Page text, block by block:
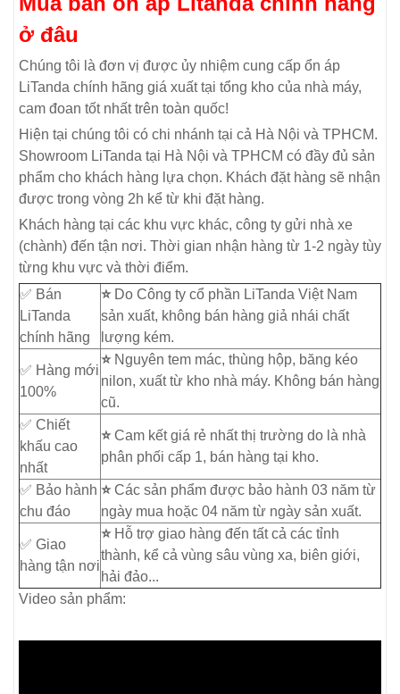
ở đâu
Chúng tôi là đơn vị được ủy nhiệm cung cấp ổn áp
LiTanda chính hãng giá xuất tại tổng kho của nhà máy,
cam đoan tốt nhất trên toàn quốc!
Hiện tại chúng tôi có chi nhánh tại cả Hà Nội và TPHCM.
Showroom LiTanda tại Hà Nội và TPHCM có đầy đủ sản
phẩm cho khách hàng lựa chọn. Khách đặt hàng sẽ nhận
được trong vòng 2h kể từ khi đặt hàng.
Khách hàng tại các khu vực khác, công ty gửi nhà xe
(chành) đến tận nơi. Thời gian nhận hàng từ 1-2 ngày tùy
từng khu vực và thời điểm.
✅ Bán
LiTanda
chính hãng
⭐ Do Công ty cổ phần LiTanda Việt Nam
sản xuất, không bán hàng giả nhái chất
lượng kém.
✅ Hàng mới
100%
⭐ Nguyên tem mác, thùng hộp, băng kéo
nilon, xuất từ kho nhà máy. Không bán hàng
cũ.
✅ Chiết
khấu cao
nhất
⭐Cam kết giá rẻ nhất thị trường do là nhà
phân phối cấp 1, bán hàng tại kho.
✅ Bảo hành
chu đáo
⭐Các sản phẩm được bảo hành 03 năm từ
ngày mua hoặc 04 năm từ ngày sản xuất.
✅ Giao
hàng tận nơi
⭐ Hỗ trợ giao hàng đến tất cả các tỉnh
thành, kể cả vùng sâu vùng xa, biên giới,
hải đảo...
Video sản phẩm: